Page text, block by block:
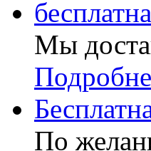
Мы
По